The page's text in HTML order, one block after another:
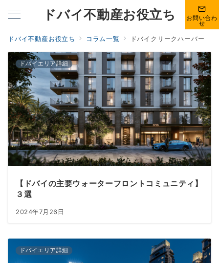
ドバイ不動産お役立ち お問い合わ
せ
ドバイ不動産お役立ち コラム一覧 ドバイクリークハーバー
ドバイエリア詳細
【ドバイの主要ウォーターフロントコミュニティ】
３選
2024年7月26日
ドバイエリア詳細